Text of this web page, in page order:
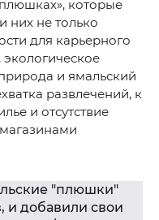
которые
них не только
для карьерного
экологическое
и ямальский
развлечений, к
и отсутствие